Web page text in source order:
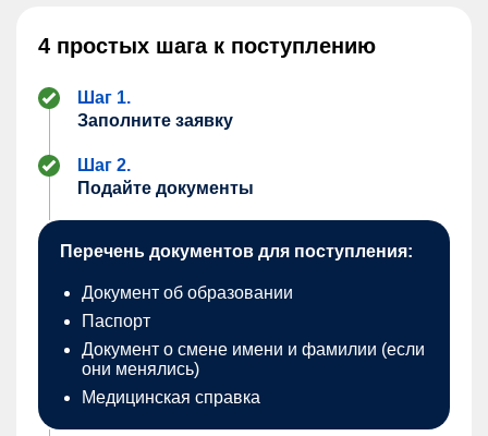
4 простых шага к поступлению
Шаг 1.
Заполните заявку
Шаг 2.
Подайте документы
Перечень документов для поступления:
Документ об образовании
Паспорт
Документ о смене имени и фамилии (если
они менялись)
Медицинская справка